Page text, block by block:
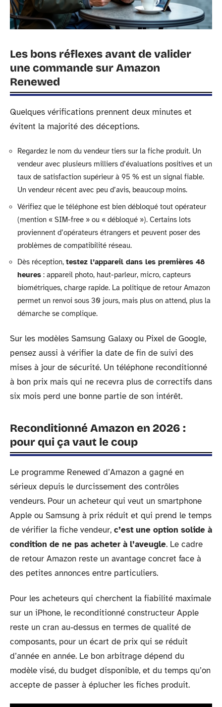
Les bons réflexes avant de valider
une commande sur Amazon
Renewed
Quelques vérifications prennent deux minutes et
évitent la majorité des déceptions.
Regardez le nom du vendeur tiers sur la fiche produit. Un
vendeur avec plusieurs milliers d’évaluations positives et un
taux de satisfaction supérieur à 95 % est un signal fiable.
Un vendeur récent avec peu d’avis, beaucoup moins.
Vérifiez que le téléphone est bien débloqué tout opérateur
(mention « SIM-free » ou « débloqué »). Certains lots
proviennent d’opérateurs étrangers et peuvent poser des
problèmes de compatibilité réseau.
Dès réception, testez l’appareil dans les premières 48
heures : appareil photo, haut-parleur, micro, capteurs
biométriques, charge rapide. La politique de retour Amazon
permet un renvoi sous 30 jours, mais plus on attend, plus la
démarche se complique.
Sur les modèles Samsung Galaxy ou Pixel de Google,
pensez aussi à vérifier la date de fin de suivi des
mises à jour de sécurité. Un téléphone reconditionné
à bon prix mais qui ne recevra plus de correctifs dans
six mois perd une bonne partie de son intérêt.
Reconditionné Amazon en 2026 :
pour qui ça vaut le coup
Le programme Renewed d’Amazon a gagné en
sérieux depuis le durcissement des contrôles
vendeurs. Pour un acheteur qui veut un smartphone
Apple ou Samsung à prix réduit et qui prend le temps
de vérifier la fiche vendeur, c’est une option solide à
condition de ne pas acheter à l’aveugle. Le cadre
de retour Amazon reste un avantage concret face à
des petites annonces entre particuliers.
Pour les acheteurs qui cherchent la fiabilité maximale
sur un iPhone, le reconditionné constructeur Apple
reste un cran au-dessus en termes de qualité de
composants, pour un écart de prix qui se réduit
d’année en année. Le bon arbitrage dépend du
modèle visé, du budget disponible, et du temps qu’on
accepte de passer à éplucher les fiches produit.